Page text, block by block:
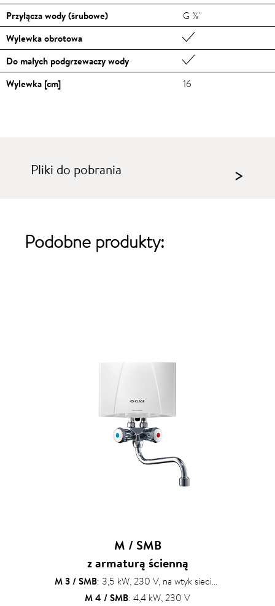
Przyłącza wody (śrubowe)
Wylewka obrotowa
Do małych podgrzewaczy wody
Wylewka [cm]
G ⅜"
16
Pliki do pobrania >
Podobne produkty:
M / SMB
z armaturą ścienną
M 3 / SMB: 3,5 kW, 230 V, na wtyk sieciowy
M 4 / SMB: 4,4 kW, 230 V